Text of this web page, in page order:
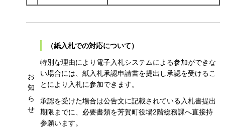
お
知
ら
せ
（紙入札での対応について）
特別な理由により電子入札システムによる参加ができな
い場合には、紙入札承認申請書を提出し承認を受けるこ
とにより入札に参加できます。
承認を受けた場合は公告文に記載されている入札書提出
期限までに、必要書類を芳賀町役場2階総務課へ直接持
参願います。